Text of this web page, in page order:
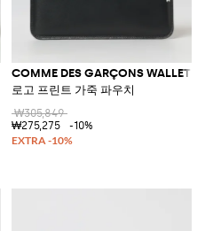
COMME DES GARÇONS WALLET
로고 프린트 가죽 파우치
₩305,849
₩275,275
-10%